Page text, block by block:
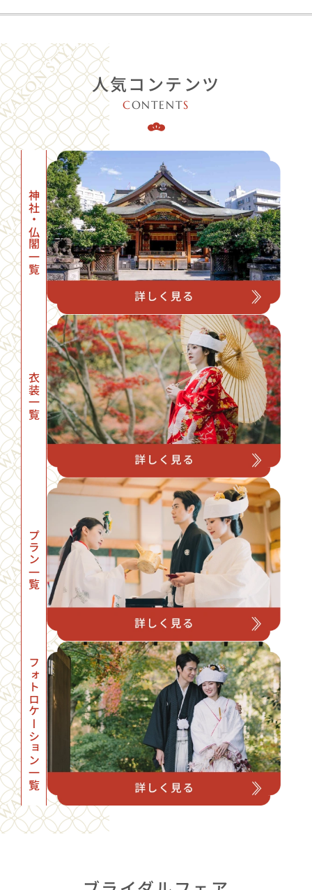
人気コンテンツ
CONTENTS
神社・仏閣一覧
衣装一覧
プラン一覧
フォトロケーション一覧